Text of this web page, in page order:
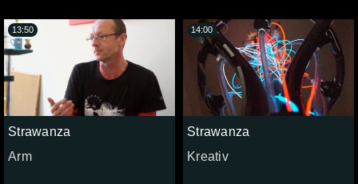
Strawanza
Arm
13:50
Strawanza
Kreativ
14:00